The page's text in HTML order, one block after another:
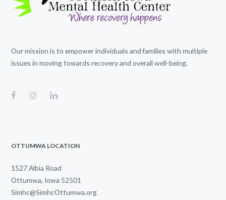
Our mission is to empower individuals and families with multiple
issues in moving towards recovery and overall well-being.
OTTUMWA LOCATION
1527 Albia Road
Ottumwa, Iowa 52501
Simhc@SimhcOttumwa.org